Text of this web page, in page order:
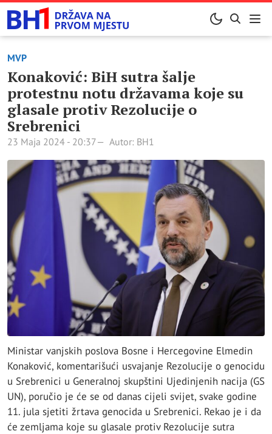
MVP
Konaković: BiH sutra šalje
protestnu notu državama koje su
glasale protiv Rezolucije o
Srebrenici
23 Maja 2024 - 20:37 Autor: BH1
Ministar vanjskih poslova Bosne i Hercegovine Elmedin
Konaković, komentarišući usvajanje Rezolucije o genocidu
u Srebrenici u Generalnoj skupštini Ujedinjenih nacija (GS
UN), poručio je će se od danas cijeli svijet, svake godine
11. jula sjetiti žrtava genocida u Srebrenici. Rekao je i da
će zemljama koje su glasale protiv Rezolucije sutra